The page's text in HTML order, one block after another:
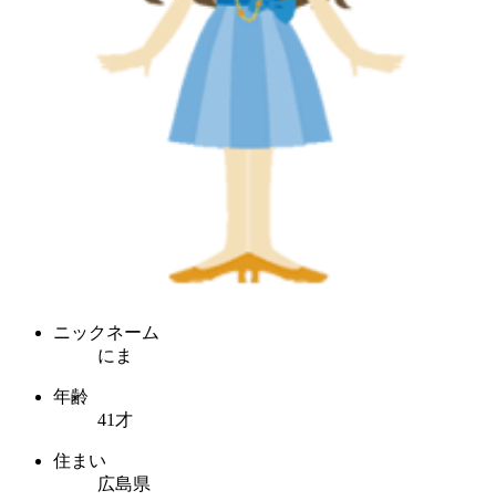
ニックネーム
にま
年齢
41才
住まい
広島県